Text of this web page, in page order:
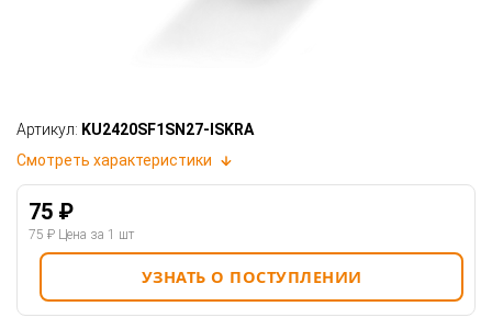
Артикул: KU2420SF1SN27-ISKRA
Смотреть характеристики
75 ₽
75 ₽ Цена за 1 шт
УЗНАТЬ О ПОСТУПЛЕНИИ